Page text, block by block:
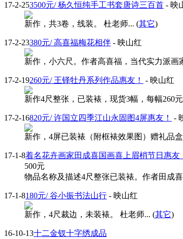
17-2-253500元/ 杨久恒纯手工书套唐诗三百首 - 映
新作，共3卷，线装。 杜老师... (其它)
17-2-23380元/ 高喜福梅花相伴 - 映山红
新作，小六尺。作者高喜福，当代实力派画
17-2-19260元/ 王铎牡丹系列作品惠友！ - 映山红
新作4尺整张，已装裱，现货3幅，每幅260
17-2-16820元/ 许国立四季江山永固图4屏惠友！ -
新作，4屏已装裱（附框裱效果图）赠礼品
17-1-8着名花卉画家田成喜国画喜上眉梢节日惠友
500元
物品名称及描述4尺整张已装裱。作者田成
17-1-8180元/ 谷小振书法山行 - 映山红
新作，4尺裁边，未装裱。 杜老师... (其它)
16-10-13十二金钗十字绣成品